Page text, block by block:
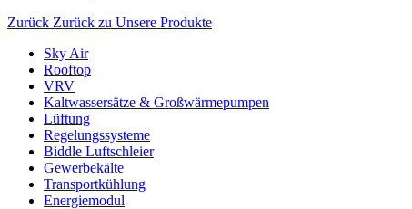
Zurück Zurück zu Unsere Produkte
Sky Air
Rooftop
VRV
Kaltwassersätze & Großwärmepumpen
Lüftung
Regelungssysteme
Biddle Luftschleier
Gewerbekälte
Transportkühlung
Energiemodul